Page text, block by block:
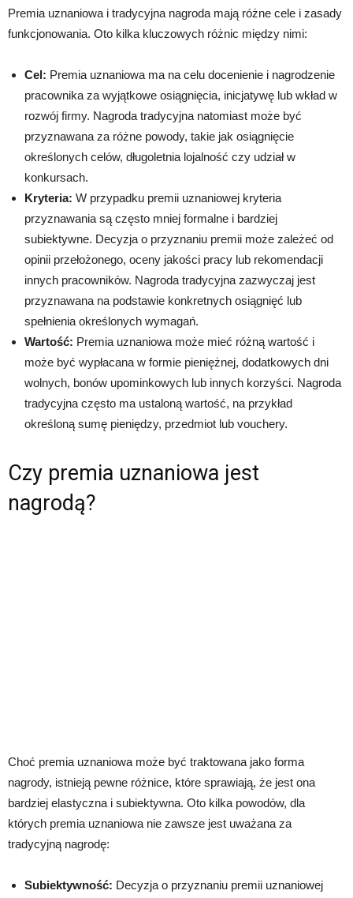
Premia uznaniowa i tradycyjna nagroda mają różne cele i zasady
funkcjonowania. Oto kilka kluczowych różnic między nimi:
Cel: Premia uznaniowa ma na celu docenienie i nagrodzenie
pracownika za wyjątkowe osiągnięcia, inicjatywę lub wkład w
rozwój firmy. Nagroda tradycyjna natomiast może być
przyznawana za różne powody, takie jak osiągnięcie
określonych celów, długoletnia lojalność czy udział w
konkursach.
Kryteria: W przypadku premii uznaniowej kryteria
przyznawania są często mniej formalne i bardziej
subiektywne. Decyzja o przyznaniu premii może zależeć od
opinii przełożonego, oceny jakości pracy lub rekomendacji
innych pracowników. Nagroda tradycyjna zazwyczaj jest
przyznawana na podstawie konkretnych osiągnięć lub
spełnienia określonych wymagań.
Wartość: Premia uznaniowa może mieć różną wartość i
może być wypłacana w formie pieniężnej, dodatkowych dni
wolnych, bonów upominkowych lub innych korzyści. Nagroda
tradycyjna często ma ustaloną wartość, na przykład
określoną sumę pieniędzy, przedmiot lub vouchery.
Czy premia uznaniowa jest
nagrodą?
Choć premia uznaniowa może być traktowana jako forma
nagrody, istnieją pewne różnice, które sprawiają, że jest ona
bardziej elastyczna i subiektywna. Oto kilka powodów, dla
których premia uznaniowa nie zawsze jest uważana za
tradycyjną nagrodę:
Subiektywność: Decyzja o przyznaniu premii uznaniowej